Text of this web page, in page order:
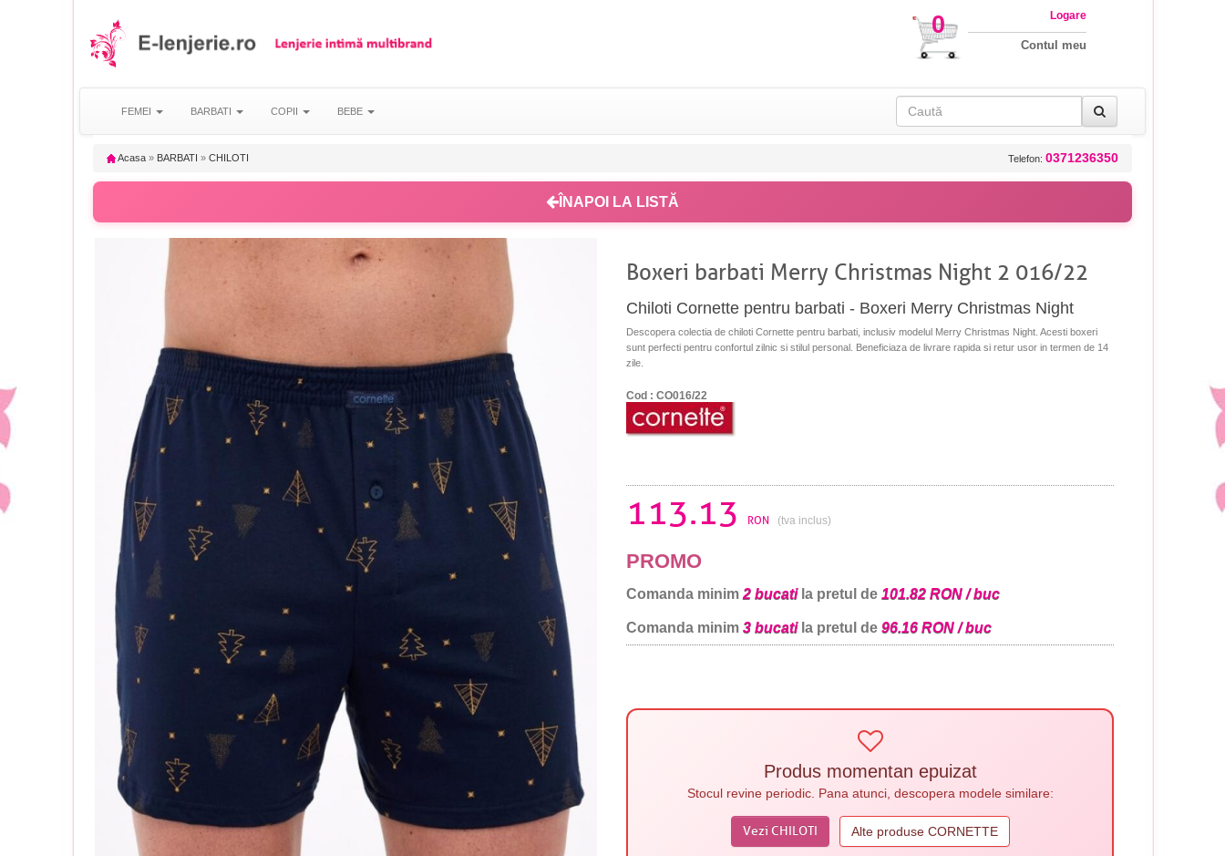
0 Logare
Contul meu
FEMEI BARBATI COPII BEBE
Acasa » BARBATI » CHILOTI Telefon: 0371236350
ÎNAPOI LA LISTĂ
Boxeri barbati Merry Christmas Night 2 016/22
Chiloti Cornette pentru barbati - Boxeri Merry Christmas Night
Descopera colectia de chiloti Cornette pentru barbati, inclusiv modelul Merry Christmas Night. Acesti boxeri
sunt perfecti pentru confortul zilnic si stilul personal. Beneficiaza de livrare rapida si retur usor in termen de 14
zile.
Cod : CO016/22
113.13 RON (tva inclus)
PROMO
Comanda minim 2 bucatila pretul de 101.82 RON / buc
Comanda minim 3 bucatila pretul de 96.16 RON / buc
Produs momentan epuizat
Stocul revine periodic. Pana atunci, descopera modele similare:
Vezi CHILOTI Alte produse CORNETTE